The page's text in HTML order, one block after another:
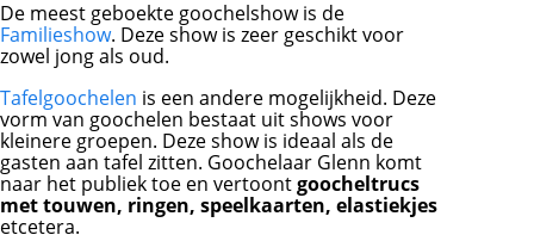
De meest geboekte goochelshow is de
Familieshow. Deze show is zeer geschikt voor
zowel jong als oud.
Tafelgoochelen is een andere mogelijkheid. Deze
vorm van goochelen bestaat uit shows voor
kleinere groepen. Deze show is ideaal als de
gasten aan tafel zitten. Goochelaar Glenn komt
naar het publiek toe en vertoontgoocheltrucs
met touwen, ringen, speelkaarten, elastiekjes
etcetera.